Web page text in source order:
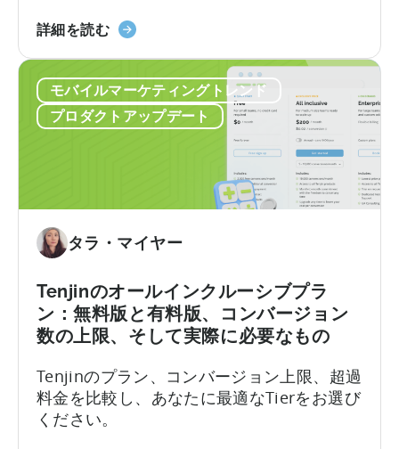
防止フィルターの作成・更新・管理を行え
Model Context Protocol（MCP）サーバー
に書き込み機能を導入したことを発表しま
した。これにより、AIアシスタントによるア
クション実行を可能にする初のモバイル計
測パートナー（MMP）となります。
詳細を読むabout
the
New
Tenjin
Campaigns,
Fraud
Filters
Without
Leaving
Your
AI
Assistant
モバイルマーケティングトレンド
プロダクトアップデート
タラ・マイヤー
Tenjinのオールインクルーシブプラ
ン：無料版と有料版、コンバージョン
数の上限、そして実際に必要なもの
Tenjinのプラン、コンバージョン上限、超過
料金を比較し、あなたに最適なTierをお選び
ください。